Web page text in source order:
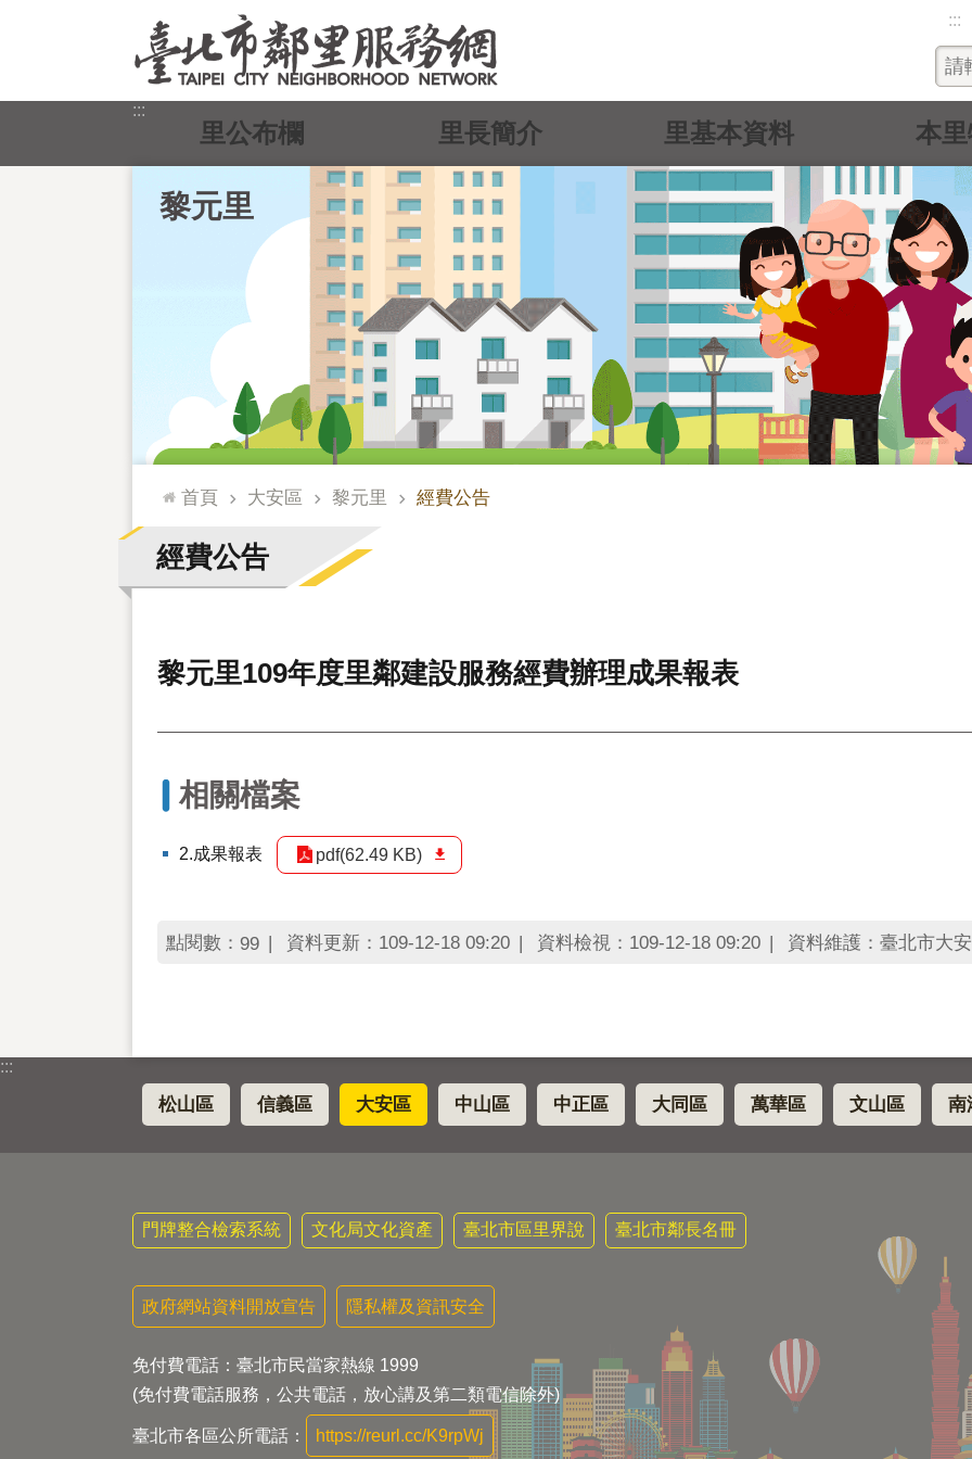
:::
:::
黎元里
里公布欄 里長簡介 里基本資料 本
::: 首頁 大安區 黎元里 經費公告
經費公告
黎元里109年度里鄰建設服務經費辦理成果報表
相關檔案
2.成果報表 pdf(62.49 KB)
點閱數： 99 資料更新：109-12-18 09:20 資料檢視：109-12-18 09:20 資料維護：臺北市大
:::
松山區 信義區 大安區 中山區 中正區 大同區 萬華區 文山區 南
門牌整合檢索系統 文化局文化資產 臺北市區里界說 臺北市鄰長名冊
政府網站資料開放宣告 隱私權及資訊安全
免付費電話：臺北市民當家熱線 1999
(免付費電話服務，公共電話，放心講及第二類電信除外)
臺北市各區公所電話： https://reurl.cc/K9rpWj